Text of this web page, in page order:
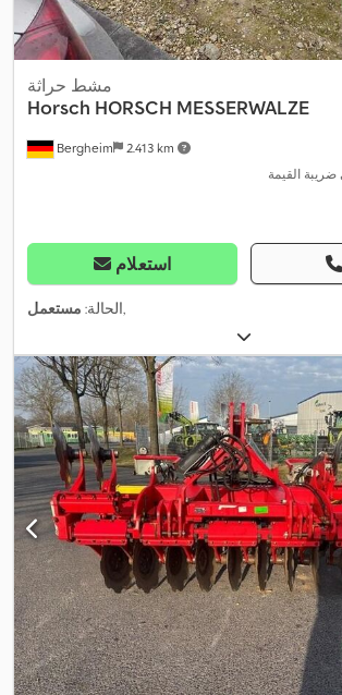
Bergheim 2.413 km
مشط حراثة
Horsch HORSCH MESSERWALZE
القيمة
استعلام
الحالة: مستعمل ,